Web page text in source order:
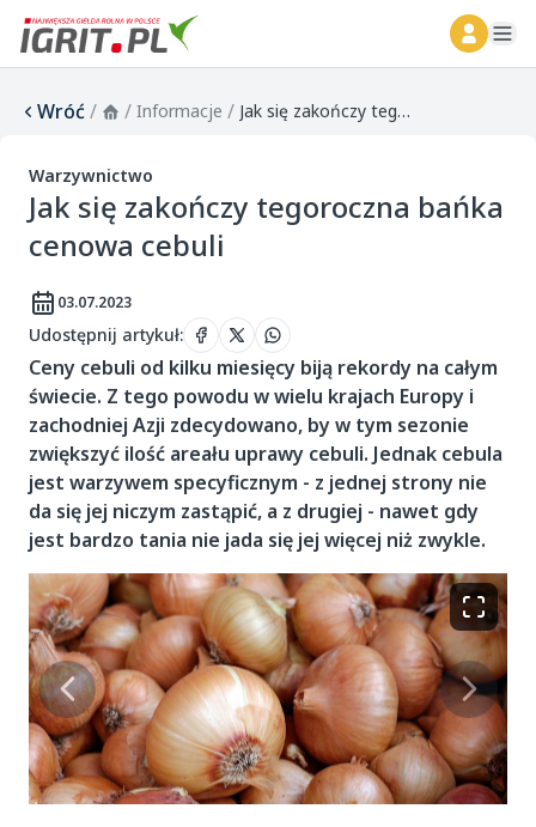
Wróć/ / Informacje / Jak się zakończy tegoroczna bańka cenowa cebuli
Warzywnictwo
Jak się zakończy tegoroczna bańka
cenowa cebuli
03.07.2023
Udostępnij artykuł:
Ceny cebuli od kilku miesięcy biją rekordy na całym
świecie. Z tego powodu w wielu krajach Europy i
zachodniej Azji zdecydowano, by w tym sezonie
zwiększyć ilość areału uprawy cebuli. Jednak cebula
jest warzywem specyficznym - z jednej strony nie
da się jej niczym zastąpić, a z drugiej - nawet gdy
jest bardzo tania nie jada się jej więcej niż zwykle.